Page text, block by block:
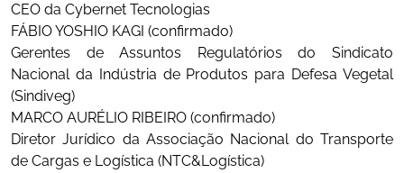
CEO da Cybernet Tecnologias
FÁBIO YOSHIO KAGI (confirmado)
Gerentes de Assuntos Regulatórios do Sindicato
Nacional da Indústria de Produtos para Defesa Vegetal
(Sindiveg)
MARCO AURÉLIO RIBEIRO (confirmado)
Diretor Jurídico da Associação Nacional do Transporte
de Cargas e Logística (NTC&Logística)